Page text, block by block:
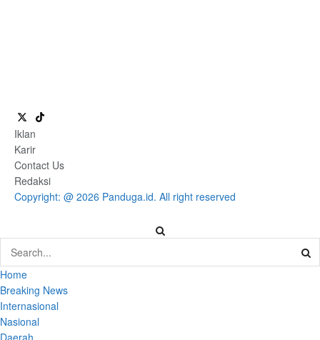
Iklan
Karir
Contact Us
Redaksi
Copyright: @ 2026 Panduga.id. All right reserved
Home
Breaking News
Internasional
Nasional
Daerah